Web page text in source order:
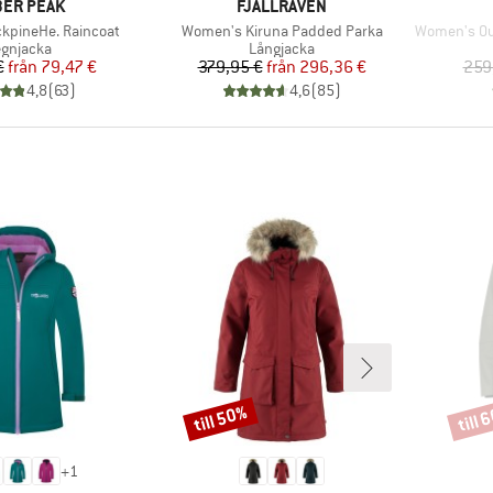
PEAK
Raincoat
Pris
Reducerat pris
från 79,47 €
4,8(63)
VARUMÄRKE
FJÄLLRÄVEN
Produkter
Women's Kiruna Padded Parka
Produktgrupp
Långjacka
Pris
379,95 € Reducerat pris
från 296,36 €
4,6(85)
Produkter
Women's
+1
Rabatt
till 50% till